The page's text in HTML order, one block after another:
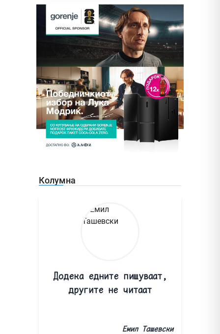
Колумна
Додека едните пишуваат,
другите не читаат
Емил Ташевски